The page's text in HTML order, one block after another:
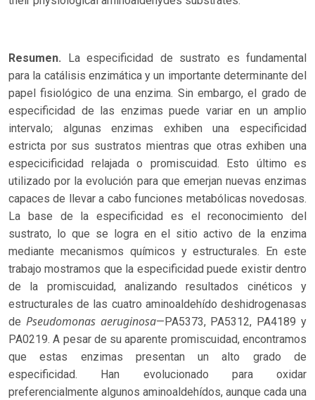
Resumen. La especificidad de sustrato es fundamental
para la catálisis enzimática y un importante determinante del
papel fisiológico de una enzima. Sin embargo, el grado de
especificidad de las enzimas puede variar en un amplio
intervalo; algunas enzimas exhiben una especificidad
estricta por sus sustratos mientras que otras exhiben una
especicificidad relajada o promiscuidad. Esto último es
utilizado por la evolución para que emerjan nuevas enzimas
capaces de llevar a cabo funciones metabólicas novedosas.
La base de la especificidad es el reconocimiento del
sustrato, lo que se logra en el sitio activo de la enzima
mediante mecanismos químicos y estructurales. En este
trabajo mostramos que la especificidad puede existir dentro
de la promiscuidad, analizando resultados cinéticos y
estructurales de las cuatro aminoaldehído deshidrogenasas
de Pseudomonas aeruginosa—PA5373, PA5312, PA4189 y
PA0219. A pesar de su aparente promiscuidad, encontramos
que estas enzimas presentan un alto grado de
especificidad. Han evolucionado para oxidar
preferencialmente algunos aminoaldehídos, aunque cada una